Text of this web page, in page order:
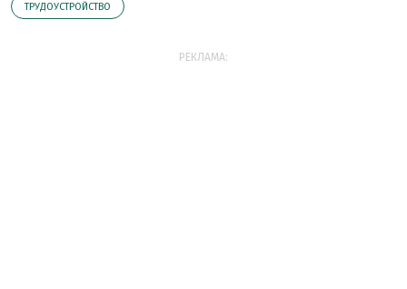
ТРУДОУСТРОЙСТВО
РЕКЛАМА: